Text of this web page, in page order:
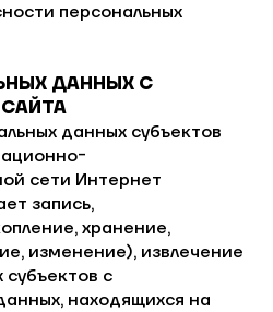
персональных
ДАННЫХ С
данных субъектов
сети Интернет
запись,
хранение,
изменение), извлечение
с
находящихся на